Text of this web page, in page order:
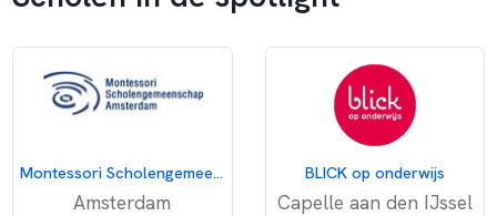
Montessori Scholengemeenschap Amsterdam
Amsterdam
BLICK op onderwijs
Capelle aan den IJssel